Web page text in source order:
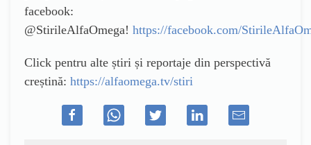
facebook:
@StirileAlfaOmega! https://facebook.com/
Click pentru alte știri și reportaje din perspectivă
creștină: https://alfaomega.tv/stiri